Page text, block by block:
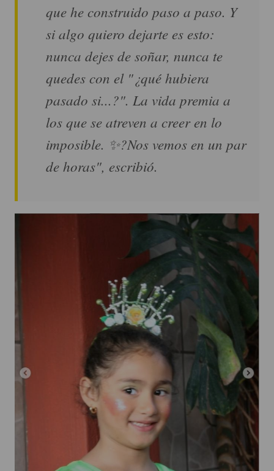
que he construido paso a paso. Y
si algo quiero dejarte es esto:
nunca dejes de soñar, nunca te
quedes con el "¿qué hubiera
pasado si...?". La vida premia a
los que se atreven a creer en lo
imposible. ✨?Nos vemos en un par
de horas", escribió.